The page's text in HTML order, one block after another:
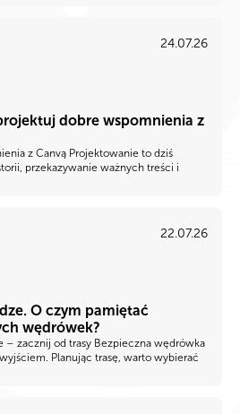
24.07.26
dobre wspomnienia z
z Canvą Projektowanie to dziś
przekazywanie ważnych treści i
22.07.26
O czym pamiętać
wędrówek?
– zacznij od trasy Bezpieczna wędrówka
Planując trasę, warto wybierać